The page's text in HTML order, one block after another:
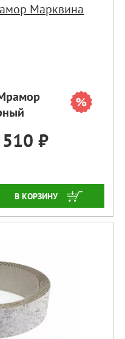
510 ₽
ЗАКАЗАТЬ